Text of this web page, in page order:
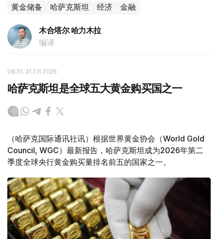
黄金储备 哈萨克斯坦 经济 金融
木合塔尔 哈力木拉
编译
08:31, 31 7月 2026
哈萨克斯坦是全球五大黄金购买国之一
（哈萨克国际通讯社讯）根据世界黄金协会（World Gold
Council, WGC）最新报告，哈萨克斯坦成为2026年第二
季度全球央行黄金购买量排名前五的国家之一。